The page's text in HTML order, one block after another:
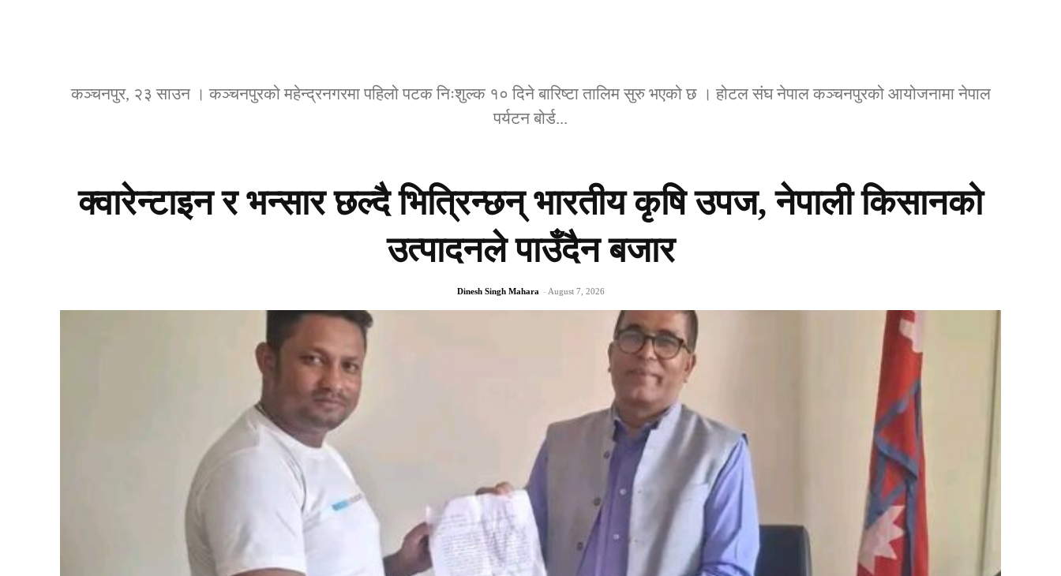
कञ्चनपुर, २३ साउन । कञ्चनपुरको महेन्द्रनगरमा पहिलो पटक निःशुल्क १० दिने बारिष्टा तालिम सुरु भएको छ । होटल संघ नेपाल कञ्चनपुरको आयोजनामा नेपाल
पर्यटन बोर्ड...
क्वारेन्टाइन र भन्सार छल्दै भित्रिन्छन् भारतीय कृषि उपज, नेपाली किसानको
उत्पादनले पाउँदैन बजार
Dinesh Singh Mahara - August 7, 2026